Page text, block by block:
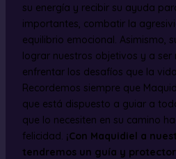
su energía y recibir su ayuda
importantes, combatir la
equilibrio emocional. Asimismo,
lograr nuestros objetivos y a ser
enfrentar los desafíos que la
Recordemos siempre que
que está dispuesto a guiar a
que lo necesiten en su camino
felicidad. ¡Con Maquidiel a
tendremos un guía y